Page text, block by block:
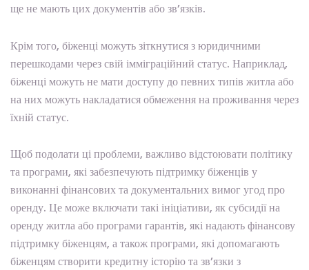
ще не мають цих документів або зв’язків.
Крім того, біженці можуть зіткнутися з юридичними
перешкодами через свій імміграційний статус. Наприклад,
біженці можуть не мати доступу до певних типів житла або
на них можуть накладатися обмеження на проживання через
їхній статус.
Щоб подолати ці проблеми, важливо відстоювати політику
та програми, які забезпечують підтримку біженців у
виконанні фінансових та документальних вимог угод про
оренду. Це може включати такі ініціативи, як субсидії на
оренду житла або програми гарантів, які надають фінансову
підтримку біженцям, а також програми, які допомагають
біженцям створити кредитну історію та зв’язки з